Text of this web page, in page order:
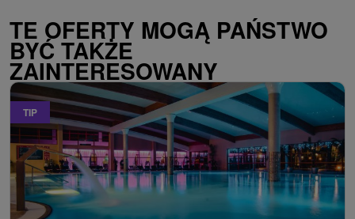
TE OFERTY MOGĄ PAŃSTWO
BYĆ TAKŻE
ZAINTERESOWANY
TIP